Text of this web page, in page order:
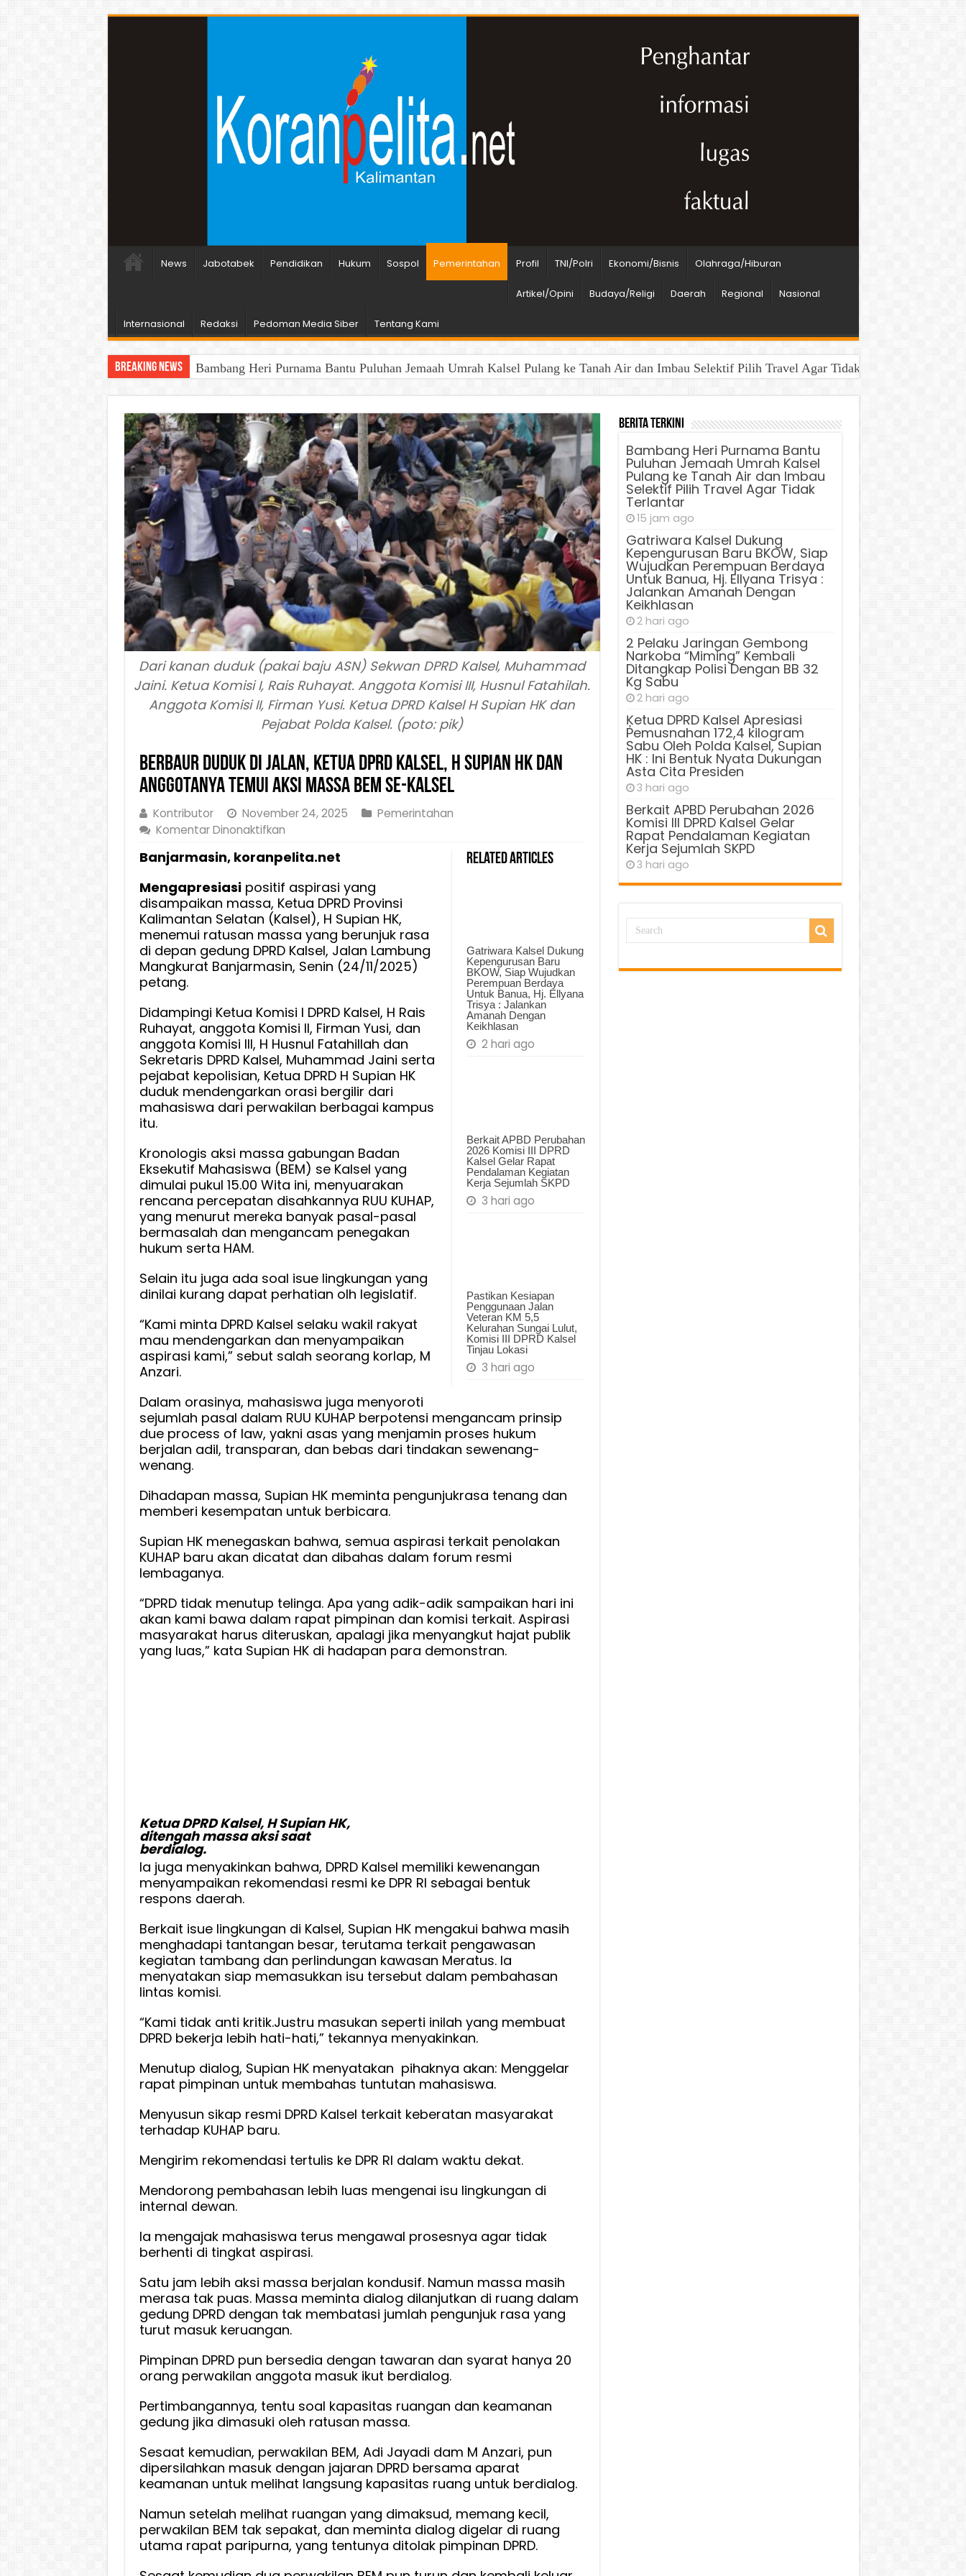
News Jabotabek Pendidikan Hukum Sospol Pemerintahan Profil TNI/Polri Ekonomi/Bisnis Olahraga/Hiburan
Artikel/Opini Budaya/Religi Daerah Regional Nasional
Internasional Redaksi Pedoman Media Siber Tentang Kami
Breaking News Bambang Heri Purnama Bantu Puluhan Jemaah Umrah Kalsel Pulang ke Tanah Air dan Imbau Selektif Pilih Travel Agar Tidak Terlantar
Dari kanan duduk (pakai baju ASN) Sekwan DPRD Kalsel, Muhammad
Jaini. Ketua Komisi I, Rais Ruhayat. Anggota Komisi III, Husnul Fatahilah.
Anggota Komisi II, Firman Yusi. Ketua DPRD Kalsel H Supian HK dan
Pejabat Polda Kalsel. (poto: pik)
Berbaur Duduk di Jalan, Ketua DPRD Kalsel, H Supian HK dan
Anggotanya Temui Aksi Massa BEM se-Kalsel
Kontributor November 24, 2025
Pemerintahan
Komentar Dinonaktifkanpada
Duduk
Jalan,
Ketua
DPRD
Kalsel,
H
Supian
dan
Anggotanya
Temui
Aksi
Massa
BEM
se-
Related Articles
Gatriwara Kalsel Dukung
Kepengurusan Baru
BKOW, Siap Wujudkan
Perempuan Berdaya
Untuk Banua, Hj. Ellyana
Trisya : Jalankan
Amanah Dengan
Keikhlasan
2 hari ago
Berkait APBD Perubahan
2026 Komisi III DPRD
Kalsel Gelar Rapat
Pendalaman Kegiatan
Kerja Sejumlah SKPD
3 hari ago
Pastikan Kesiapan
Penggunaan Jalan
Veteran KM 5,5
Kelurahan Sungai Lulut,
Komisi III DPRD Kalsel
Tinjau Lokasi
3 hari ago
Banjarmasin, koranpelita.net
Mengapresiasipositif aspirasi yang
disampaikan massa, Ketua DPRD Provinsi
Kalimantan Selatan (Kalsel), H Supian HK,
menemui ratusan massa yang berunjuk rasa
di depan gedung DPRD Kalsel, Jalan Lambung
Mangkurat Banjarmasin, Senin (24/11/2025)
petang.
Didampingi Ketua Komisi I DPRD Kalsel, H Rais
Ruhayat, anggota Komisi II, Firman Yusi, dan
anggota Komisi III, H Husnul Fatahillah dan
Sekretaris DPRD Kalsel, Muhammad Jaini serta
pejabat kepolisian, Ketua DPRD H Supian HK
duduk mendengarkan orasi bergilir dari
mahasiswa dari perwakilan berbagai kampus
itu.
Kronologis aksi massa gabungan Badan
Eksekutif Mahasiswa (BEM) se Kalsel yang
dimulai pukul 15.00 Wita ini, menyuarakan
rencana percepatan disahkannya RUU KUHAP,
yang menurut mereka banyak pasal-pasal
bermasalah dan mengancam penegakan
hukum serta HAM.
Selain itu juga ada soal isue lingkungan yang
dinilai kurang dapat perhatian olh legislatif.
“Kami minta DPRD Kalsel selaku wakil rakyat
mau mendengarkan dan menyampaikan
aspirasi kami,” sebut salah seorang korlap, M
Anzari.
Dalam orasinya, mahasiswa juga menyoroti
sejumlah pasal dalam RUU KUHAP berpotensi mengancam prinsip
due process of law, yakni asas yang menjamin proses hukum
berjalan adil, transparan, dan bebas dari tindakan sewenang-
wenang.
Dihadapan massa, Supian HK meminta pengunjukrasa tenang dan
memberi kesempatan untuk berbicara.
Supian HK menegaskan bahwa, semua aspirasi terkait penolakan
KUHAP baru akan dicatat dan dibahas dalam forum resmi
lembaganya.
“DPRD tidak menutup telinga. Apa yang adik-adik sampaikan hari ini
akan kami bawa dalam rapat pimpinan dan komisi terkait. Aspirasi
masyarakat harus diteruskan, apalagi jika menyangkut hajat publik
yang luas,” kata Supian HK di hadapan para demonstran.
Ketua DPRD Kalsel, H Supian HK,
ditengah massa aksi saat
berdialog.
Ia juga menyakinkan bahwa, DPRD Kalsel memiliki kewenangan
menyampaikan rekomendasi resmi ke DPR RI sebagai bentuk
respons daerah.
Berkait isue lingkungan di Kalsel, Supian HK mengakui bahwa masih
menghadapi tantangan besar, terutama terkait pengawasan
kegiatan tambang dan perlindungan kawasan Meratus. Ia
menyatakan siap memasukkan isu tersebut dalam pembahasan
lintas komisi.
“Kami tidak anti kritik.Justru masukan seperti inilah yang membuat
DPRD bekerja lebih hati-hati,” tekannya menyakinkan.
Menutup dialog, Supian HK menyatakan pihaknya akan: Menggelar
rapat pimpinan untuk membahas tuntutan mahasiswa.
Menyusun sikap resmi DPRD Kalsel terkait keberatan masyarakat
terhadap KUHAP baru.
Mengirim rekomendasi tertulis ke DPR RI dalam waktu dekat.
Mendorong pembahasan lebih luas mengenai isu lingkungan di
internal dewan.
Ia mengajak mahasiswa terus mengawal prosesnya agar tidak
berhenti di tingkat aspirasi.
Satu jam lebih aksi massa berjalan kondusif. Namun massa masih
merasa tak puas. Massa meminta dialog dilanjutkan di ruang dalam
gedung DPRD dengan tak membatasi jumlah pengunjuk rasa yang
turut masuk keruangan.
Pimpinan DPRD pun bersedia dengan tawaran dan syarat hanya 20
orang perwakilan anggota masuk ikut berdialog.
Pertimbangannya, tentu soal kapasitas ruangan dan keamanan
gedung jika dimasuki oleh ratusan massa.
Sesaat kemudian, perwakilan BEM, Adi Jayadi dam M Anzari, pun
dipersilahkan masuk dengan jajaran DPRD bersama aparat
keamanan untuk melihat langsung kapasitas ruang untuk berdialog.
Namun setelah melihat ruangan yang dimaksud, memang kecil,
perwakilan BEM tak sepakat, dan meminta dialog digelar di ruang
utama rapat paripurna, yang tentunya ditolak pimpinan DPRD.
Berita Terkini
Bambang Heri Purnama Bantu
Puluhan Jemaah Umrah Kalsel
Pulang ke Tanah Air dan Imbau
Selektif Pilih Travel Agar Tidak
Terlantar
15 jam ago
Gatriwara Kalsel Dukung
Kepengurusan Baru BKOW, Siap
Wujudkan Perempuan Berdaya
Untuk Banua, Hj. Ellyana Trisya :
Jalankan Amanah Dengan
Keikhlasan
2 hari ago
2 Pelaku Jaringan Gembong
Narkoba “Miming” Kembali
Ditangkap Polisi Dengan BB 32
Kg Sabu
2 hari ago
Ķetua DPRD Kalsel Apresiasi
Pemusnahan 172,4 kilogram
Sabu Oleh Polda Kalsel, Supian
HK : Ini Bentuk Nyata Dukungan
Asta Cita Presiden
3 hari ago
Berkait APBD Perubahan 2026
Komisi III DPRD Kalsel Gelar
Rapat Pendalaman Kegiatan
Kerja Sejumlah SKPD
3 hari ago